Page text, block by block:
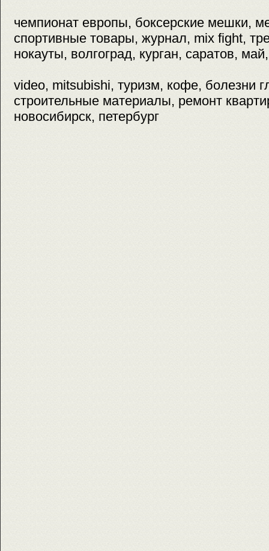
чемпионат европы, боксерские мешки,
спортивные товары, журнал, mix fight,
нокауты, волгоград, курган, саратов,
video, mitsubishi, туризм, кофе, болезни
строительные материалы, ремонт
новосибирск, петербург